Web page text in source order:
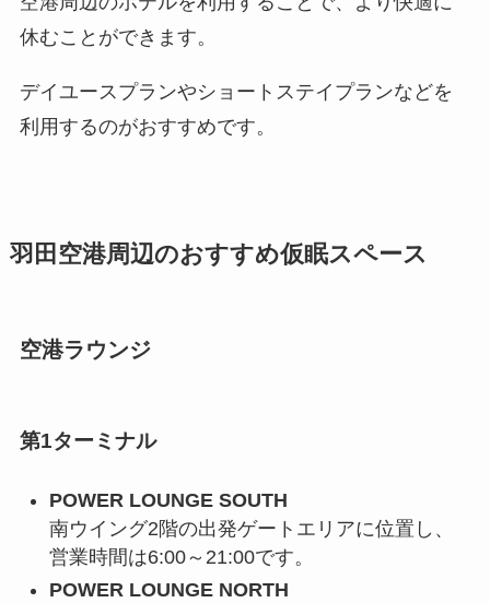
休むことができます。
デイユースプランやショートステイプランなどを
利用するのがおすすめです。
羽田空港周辺のおすすめ仮眠スペース
空港ラウンジ
第1ターミナル
POWER LOUNGE SOUTH
南ウイング2階の出発ゲートエリアに位置し、
営業時間は6:00～21:00です。
POWER LOUNGE NORTH